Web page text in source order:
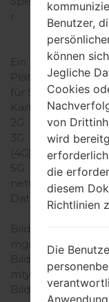
r
Daten
Ein paar
Plätze
für SIM-
Karten
2G
3G
(4G) LTE
5G
network
Daten
Anzeige
Bildschir
mgröße
Bildschir
mtyp
Bildschir
Benutzer,
können
Jegliche
Cookies
von
wird
die
diesem
Richtlinien
Die